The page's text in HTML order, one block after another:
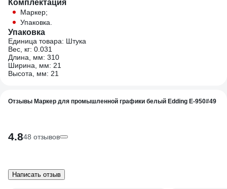
Комплектация
Маркер;
Упаковка.
Упаковка
Единица товара: Штука
Вес, кг: 0.031
Длина, мм: 310
Ширина, мм: 21
Высота, мм: 21
Отзывы Маркер для промышленной графики белый Edding E-950#49
4.848 отзывов
Написать отзыв